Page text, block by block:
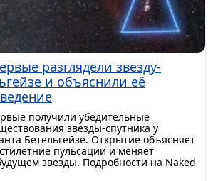
разглядели звезду-
и объяснили её
получили убедительные
звезды-спутника у
Бетельгейзе. Открытие объясняет
пульсации и меняет
звезды. Подробности на Naked